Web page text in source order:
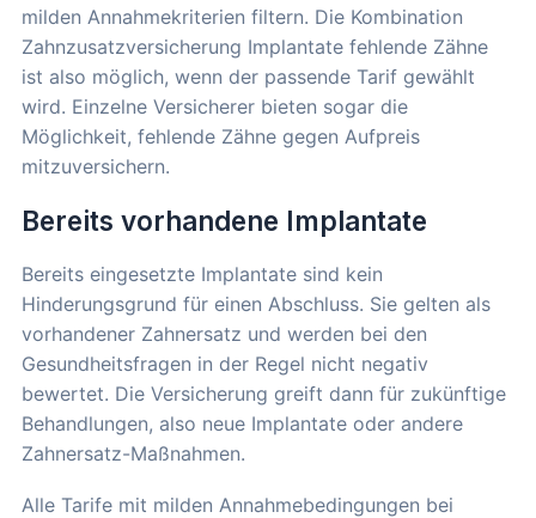
milden Annahmekriterien filtern. Die Kombination
Zahnzusatzversicherung Implantate fehlende Zähne
ist also möglich, wenn der passende Tarif gewählt
wird. Einzelne Versicherer bieten sogar die
Möglichkeit, fehlende Zähne gegen Aufpreis
mitzuversichern.
Bereits vorhandene Implantate
Bereits eingesetzte Implantate sind kein
Hinderungsgrund für einen Abschluss. Sie gelten als
vorhandener Zahnersatz und werden bei den
Gesundheitsfragen in der Regel nicht negativ
bewertet. Die Versicherung greift dann für zukünftige
Behandlungen, also neue Implantate oder andere
Zahnersatz-Maßnahmen.
Alle Tarife mit milden Annahmebedingungen bei